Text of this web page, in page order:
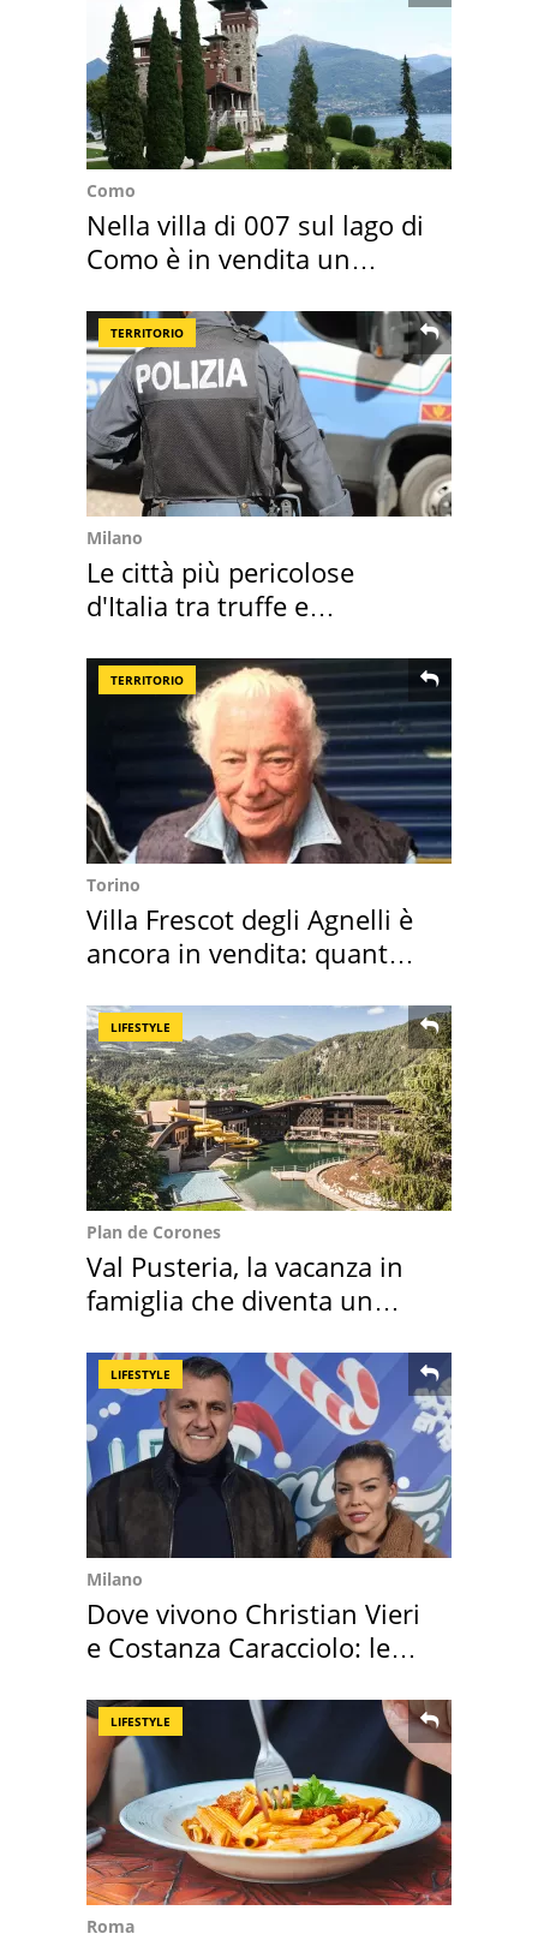
Como
Nella villa di 007 sul lago di
Como è in vendita un
TERRITORIO
Milano
Le città più pericolose
d'Italia tra truffe e
TERRITORIO
Torino
Villa Frescot degli Agnelli è
ancora in vendita: quanto
LIFESTYLE
Plan de Corones
Val Pusteria, la vacanza in
famiglia che diventa un
LIFESTYLE
Milano
Dove vivono Christian Vieri
e Costanza Caracciolo: le
LIFESTYLE
Roma